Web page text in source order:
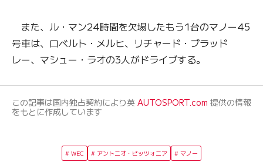
また、ル・マン24時間を欠場したもう1台のマノー45
号車は、ロベルト・メルヒ、リチャード・ブラッド
レー、マシュー・ラオの3人がドライブする。
この記事は国内独占契約により英 AUTOSPORT.com 提供の情報
をもとに作成しています
WEC アントニオ・ピッツォニア マノー